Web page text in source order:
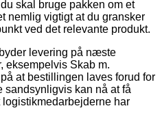
skal bruge pakken om et
nemlig vigtigt at du gransker
ved det relevante produkt.
levering på næste
eksempelvis Skab m.
at bestillingen laves forud for
kan nå at få
har